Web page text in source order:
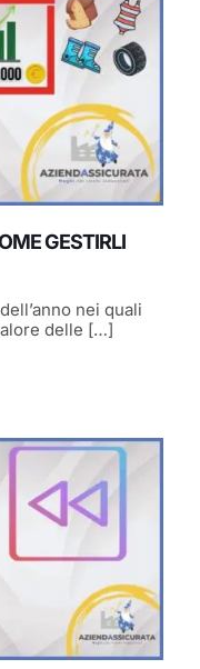
GESTIRLI
nei quali
delle […]